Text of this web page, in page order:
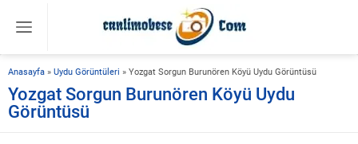
Anasayfa » Uydu Görüntüleri » Yozgat Sorgun Burunören Köyü Uydu Görüntüsü
Yozgat Sorgun Burunören Köyü Uydu
Görüntüsü